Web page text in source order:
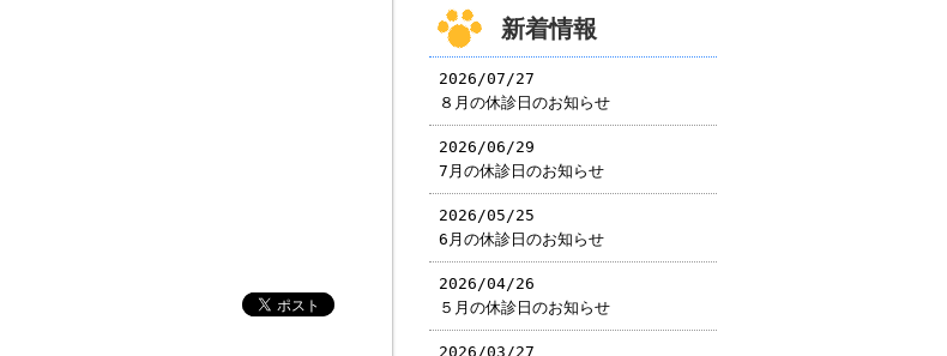
新着情報
2026/07/27
８月の休診日のお知らせ
2026/06/29
7月の休診日のお知らせ
2026/05/25
6月の休診日のお知らせ
2026/04/26
５月の休診日のお知らせ
2026/03/27